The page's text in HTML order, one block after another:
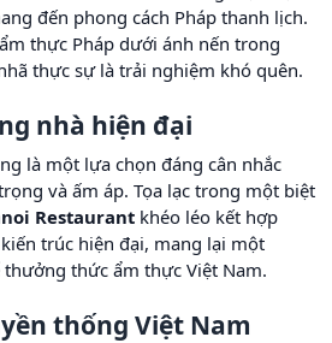
đến phong cách Pháp thanh lịch.
thực Pháp dưới ánh nến trong
thực sự là trải nghiệm khó quên.
nhà hiện đại
là một lựa chọn đáng cân nhắc
và ấm áp. Tọa lạc trong một biệt
Restaurant khéo léo kết hợp
trúc hiện đại, mang lại một
thức ẩm thực Việt Nam.
thống Việt Nam